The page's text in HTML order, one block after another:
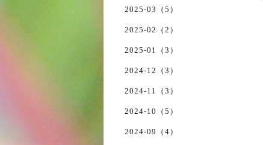
2025-03（5）
2025-02（2）
2025-01（3）
2024-12（3）
2024-11（3）
2024-10（5）
2024-09（4）